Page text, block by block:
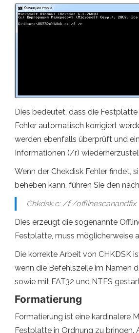
Dies bedeutet, dass die
Fehler automatisch korrigiert
werden ebenfalls überprüft und
Informationen (/r)
Wenn der Chekdisk Fehler findet,
beheben kann, führen Sie den
Chkdsk c: /f /offlinescanandfix
Dies erzeugt die sogenannte
Festplatte, muss möglicherweise
Die korrekte Arbeit von CHKDSK
wenn die Befehlszeile im Namen
sowie mit FAT32 und NTFS
Formatierung
Formatierung ist eine kardinalere
Festplatte in Ordnung zu bringen.